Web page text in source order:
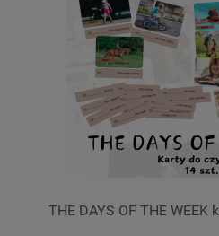
THE DAYS OF THE WEEK